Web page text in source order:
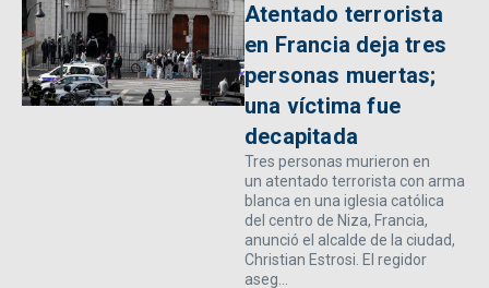
Atentado terrorista
en Francia deja tres
personas muertas;
una víctima fue
decapitada
Tres personas murieron en
un atentado terrorista con arma
blanca en una iglesia católica
del centro de Niza, Francia,
anunció el alcalde de la ciudad,
Christian Estrosi. El regidor
aseg...